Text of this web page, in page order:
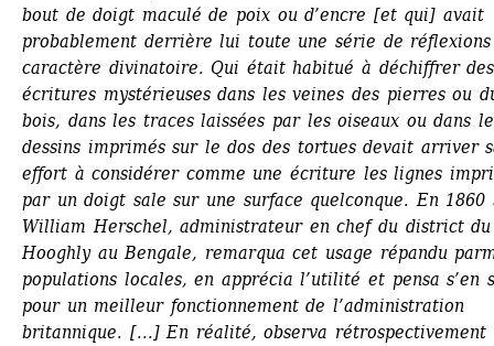
bout de doigt maculé de poix ou d’encre [et qui] avait
probablement derrière lui toute une série de
caractère divinatoire. Qui était habitué à déchiffrer des
écritures mystérieuses dans les veines des pierres ou
bois, dans les traces laissées par les oiseaux ou dans
dessins imprimés sur le dos des tortues devait arriver
effort à considérer comme une écriture les lignes
par un doigt sale sur une surface quelconque. En 1860
William Herschel, administrateur en chef du district du
Hooghly au Bengale, remarqua cet usage répandu
populations locales, en apprécia l’utilité et pensa s’en
pour un meilleur fonctionnement de l’administration
britannique. [...] En réalité, observa rétrospectivement